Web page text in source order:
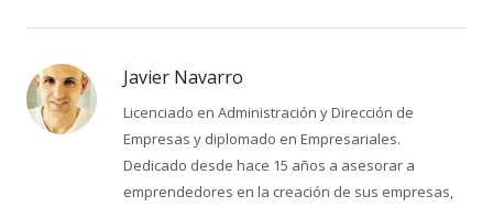
Javier Navarro
Licenciado en Administración y Dirección de
Empresas y diplomado en Empresariales.
Dedicado desde hace 15 años a asesorar a
emprendedores en la creación de sus empresas,